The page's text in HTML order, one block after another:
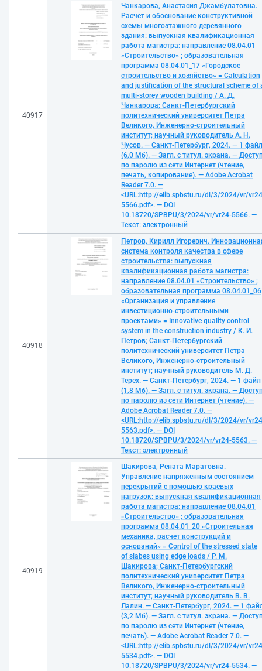
40917
Чанкарова, Анастасия Джамбулатовна.
Расчет и обоснование конструктивной
схемы многоэтажного деревянного
здания: выпускная квалификационная
работа магистра: направление 08.04.01
«Строительство» ; образовательная
программа 08.04.01_17 «Городское
строительство и хозяйство» = Calculation
and justification of the structural scheme of
multi-storey wooden building / А. Д.
Чанкарова; Санкт-Петербургский
политехнический университет Петра
Великого, Инженерно-строительный
институт; научный руководитель А. Н.
Чусов. — Санкт-Петербург, 2024. — 1 файл
(6,0 Мб). — Загл. с титул. экрана. —
по паролю из сети Интернет (чтение,
печать, копирование). — Adobe Acrobat
Reader 7.0. —
<URL:http://elib.spbstu.ru/dl/3/2024/vr/
5566.pdf>. — DOI
10.18720/SPBPU/3/2024/vr/vr24-5566. —
Текст: электронный
40918
Петров, Кирилл Игоревич.
система контроля качества в сфере
строительства: выпускная
квалификационная работа магистра:
направление 08.04.01 «Строительство» ;
образовательная программа 08.04.01_06
«Организация и управление
инвестиционно-строительными
проектами» = Innovative quality control
system in the construction industry / К. И.
Петров; Санкт-Петербургский
политехнический университет Петра
Великого, Инженерно-строительный
институт; научный руководитель М. Д.
Терех. — Санкт-Петербург, 2024. — 1 файл
(1,8 Мб). — Загл. с титул. экрана. —
по паролю из сети Интернет (чтение). —
Adobe Acrobat Reader 7.0. —
<URL:http://elib.spbstu.ru/dl/3/2024/vr/
5563.pdf>. — DOI
10.18720/SPBPU/3/2024/vr/vr24-5563. —
Текст: электронный
40919
Шакирова, Рената Маратовна.
Управление напряженным состоянием
перекрытий с помощью краевых
нагрузок: выпускная квалификационная
работа магистра: направление 08.04.01
«Строительство» ; образовательная
программа 08.04.01_20 «Строительная
механика, расчет конструкций и
оснований» = Control of the stressed state
of slabes using edge loads / Р. М.
Шакирова; Санкт-Петербургский
политехнический университет Петра
Великого, Инженерно-строительный
институт; научный руководитель В. В.
Лалин. — Санкт-Петербург, 2024. — 1
(3,2 Мб). — Загл. с титул. экрана. —
по паролю из сети Интернет (чтение,
печать). — Adobe Acrobat Reader 7.0. —
<URL:http://elib.spbstu.ru/dl/3/2024/vr/
5534.pdf>. — DOI
10.18720/SPBPU/3/2024/vr/vr24-5534. —